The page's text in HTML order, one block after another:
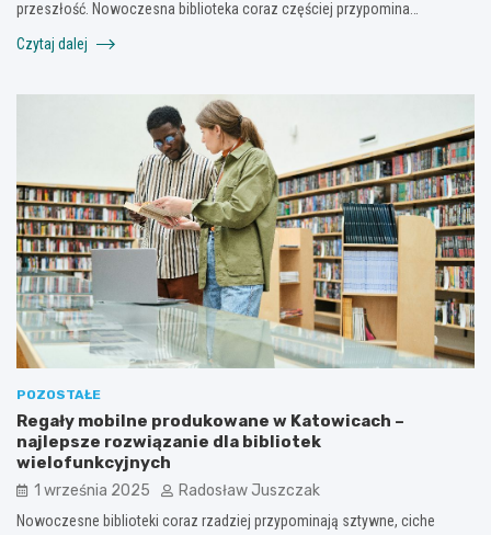
przeszłość. Nowoczesna biblioteka coraz częściej przypomina…
Czytaj dalej
POZOSTAŁE
Regały mobilne produkowane w Katowicach –
najlepsze rozwiązanie dla bibliotek
wielofunkcyjnych
1 września 2025 Radosław Juszczak
Nowoczesne biblioteki coraz rzadziej przypominają sztywne, ciche